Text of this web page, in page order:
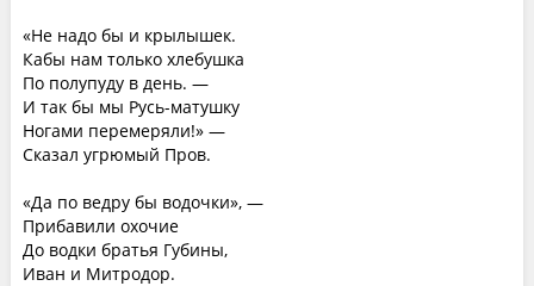
«Не надо бы и крылышек.
Кабы нам только хлебушка
По полупуду в день. —
И так бы мы Русь-матушку
Ногами перемеряли!» —
Сказал угрюмый Пров.
«Да по ведру бы водочки», —
Прибавили охочие
До водки братья Губины,
Иван и Митродор.